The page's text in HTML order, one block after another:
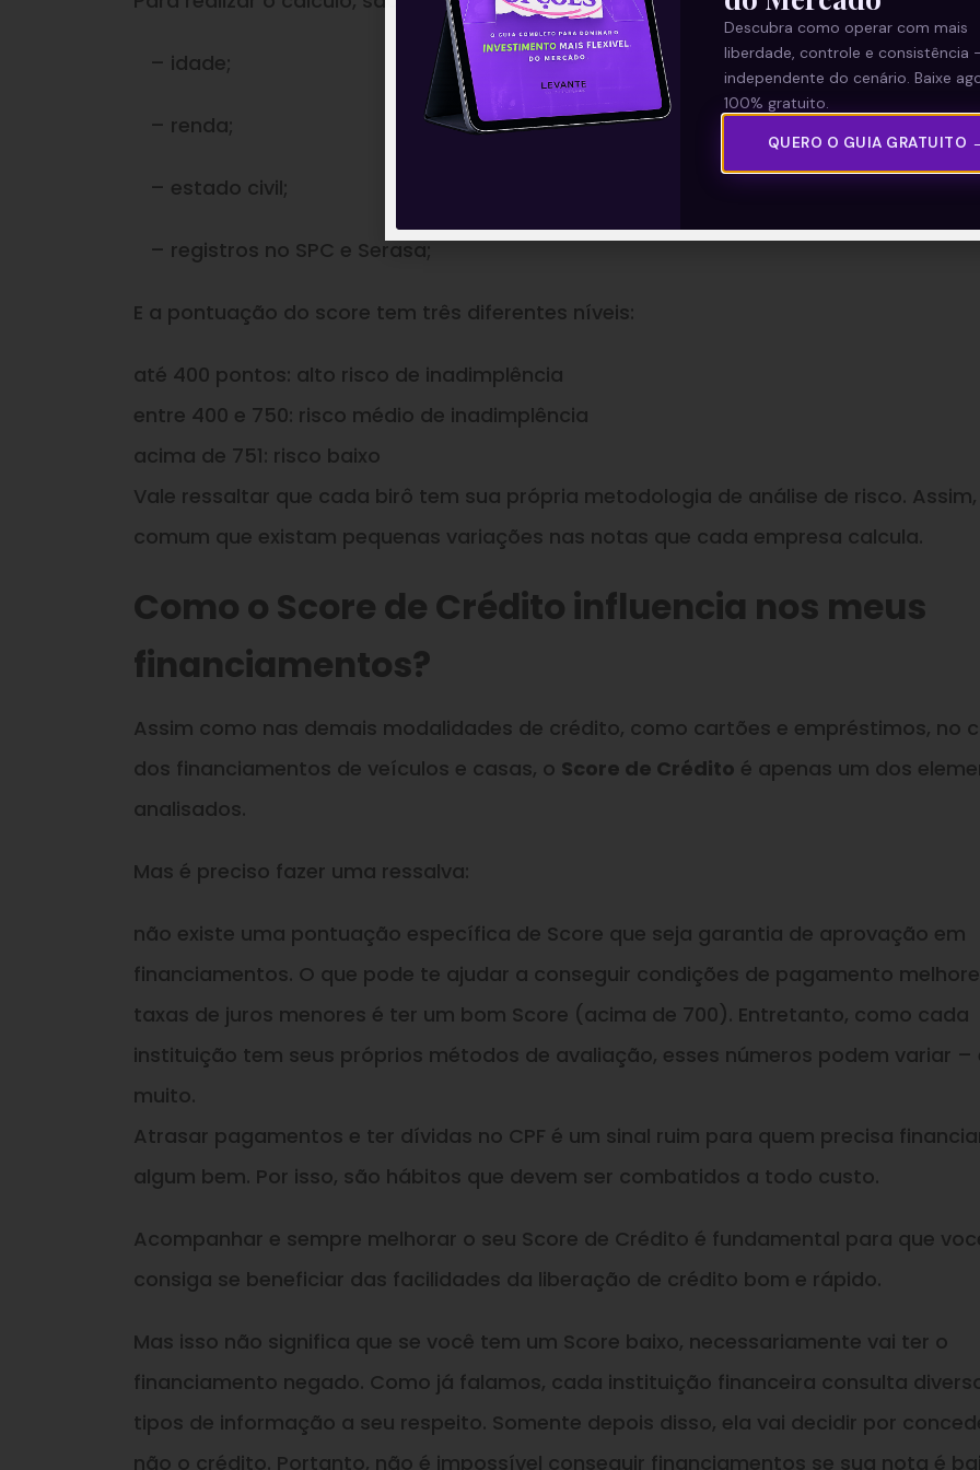
– idade;
– renda;
– estado civil;
– registros no SPC e Serasa;
E a pontuação do score tem três diferentes níveis:
até 400 pontos: alto risco de inadimplência
entre 400 e 750: risco médio de inadimplência
acima de 751: risco baixo
Vale ressaltar que cada birô tem sua própria metodologia de análise de risco. Assim,
comum que existam pequenas variações nas notas que cada empresa calcula.
Como o Score de Crédito influencia nos meus
financiamentos?
Assim como nas demais modalidades de crédito, como cartões e empréstimos, no
dos financiamentos de veículos e casas, o Score de Crédito é apenas um dos
analisados.
Mas é preciso fazer uma ressalva:
não existe uma pontuação específica de Score que seja garantia de aprovação em
financiamentos. O que pode te ajudar a conseguir condições de pagamento
taxas de juros menores é ter um bom Score (acima de 700). Entretanto, como cada
instituição tem seus próprios métodos de avaliação, esses números podem variar –
muito.
Atrasar pagamentos e ter dívidas no CPF é um sinal ruim para quem precisa
algum bem. Por isso, são hábitos que devem ser combatidos a todo custo.
Acompanhar e sempre melhorar o seu Score de Crédito é fundamental para que
consiga se beneficiar das facilidades da liberação de crédito bom e rápido.
Mas isso não significa que se você tem um Score baixo, necessariamente vai ter o
financiamento negado. Como já falamos, cada instituição financeira consulta
tipos de informação a seu respeito. Somente depois disso, ela vai decidir por
não o crédito. Portanto, não é impossível conseguir financiamentos se sua nota é
Descubra como operar com mais
liberdade, controle e consistência
independente do cenário. Baixe
100% gratuito.
QUERO O GUIA GRATUITO